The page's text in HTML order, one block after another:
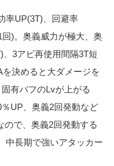
率UP(3T)、回避率
)。奥義威力が極大、奥
3アビ再使用間隔3T短
決めると大ダメージを
有バフのLvが上がる
UP、奥義2回発動など
ので、奥義2回発動する
中長期で強いアタッカー